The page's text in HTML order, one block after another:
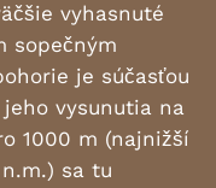
vyhasnuté
sopečným
je súčasťou
vysunutia na
1000 m (najnižší
sa tu